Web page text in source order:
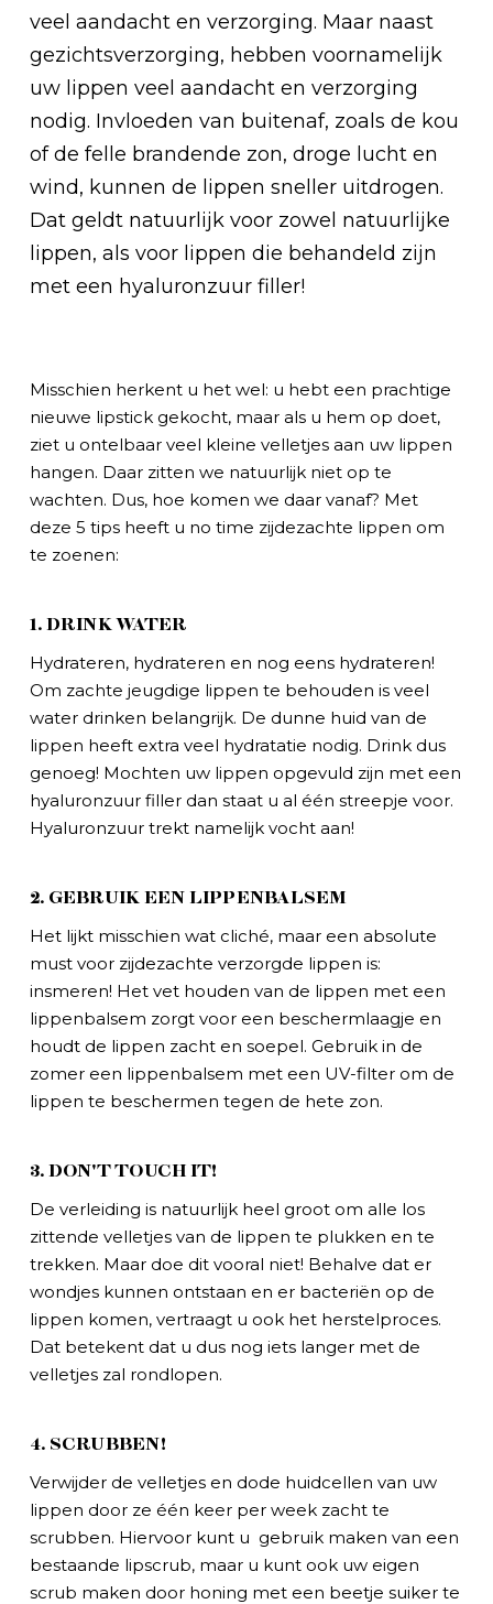
veel aandacht en verzorging. Maar naast
gezichtsverzorging, hebben voornamelijk
uw lippen veel aandacht en verzorging
nodig. Invloeden van buitenaf, zoals de kou
of de felle brandende zon, droge lucht en
wind, kunnen de lippen sneller uitdrogen.
Dat geldt natuurlijk voor zowel natuurlijke
lippen, als voor lippen die behandeld zijn
met een hyaluronzuur filler!
Misschien herkent u het wel: u hebt een prachtige
nieuwe lipstick gekocht, maar als u hem op doet,
ziet u ontelbaar veel kleine velletjes aan uw lippen
hangen. Daar zitten we natuurlijk niet op te
wachten. Dus, hoe komen we daar vanaf? Met
deze 5 tips heeft u no time zijdezachte lippen om
te zoenen:
1. DRINK WATER
Hydrateren, hydrateren en nog eens hydrateren!
Om zachte jeugdige lippen te behouden is veel
water drinken belangrijk. De dunne huid van de
lippen heeft extra veel hydratatie nodig. Drink dus
genoeg! Mochten uw lippen opgevuld zijn met een
hyaluronzuur filler dan staat u al één streepje voor.
Hyaluronzuur trekt namelijk vocht aan!
2. GEBRUIK EEN LIPPENBALSEM
Het lijkt misschien wat cliché, maar een absolute
must voor zijdezachte verzorgde lippen is:
insmeren! Het vet houden van de lippen met een
lippenbalsem zorgt voor een beschermlaagje en
houdt de lippen zacht en soepel. Gebruik in de
zomer een lippenbalsem met een UV-filter om de
lippen te beschermen tegen de hete zon.
3. DON'T TOUCH IT!
De verleiding is natuurlijk heel groot om alle los
zittende velletjes van de lippen te plukken en te
trekken. Maar doe dit vooral niet! Behalve dat er
wondjes kunnen ontstaan en er bacteriën op de
lippen komen, vertraagt u ook het herstelproces.
Dat betekent dat u dus nog iets langer met de
velletjes zal rondlopen.
4. SCRUBBEN!
Verwijder de velletjes en dode huidcellen van uw
lippen door ze één keer per week zacht te
scrubben. Hiervoor kunt u gebruik maken van een
bestaande lipscrub, maar u kunt ook uw eigen
scrub maken door honing met een beetje suiker te